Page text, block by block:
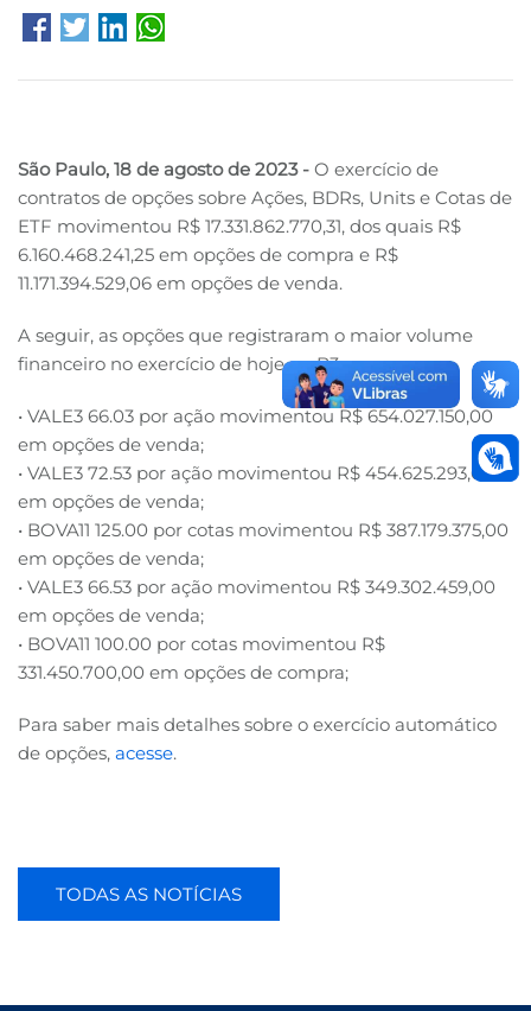
São Paulo, 18 de agosto de 2023- O exercício de
contratos de opções sobre Ações, BDRs, Units e Cotas de
ETF movimentou R$ 17.331.862.770,31, dos quais R$
6.160.468.241,25 em opções de compra e R$
11.171.394.529,06 em opções de venda.
A seguir, as opções que registraram o maior volume
financeiro no exercício de hoje na B3:
• VALE3 66.03 por ação movimentou R$ 654.027.150,00
em opções de venda;
• VALE3 72.53 por ação movimentou R$ 454.625.293,00
em opções de venda;
• BOVA11 125.00 por cotas movimentou R$ 387.179.375,00
em opções de venda;
• VALE3 66.53 por ação movimentou R$ 349.302.459,00
em opções de venda;
• BOVA11 100.00 por cotas movimentou R$
331.450.700,00 em opções de compra;
Para saber mais detalhes sobre o exercício automático
de opções, acesse.
TODAS AS NOTÍCIAS